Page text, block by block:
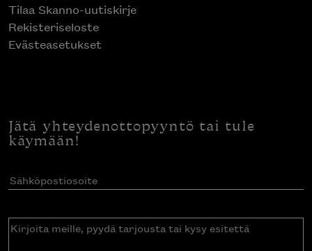
Tilaa Skanno-uutiskirje
Rekisteriseloste
Evästeasetukset
Jätä yhteydenottopyyntö tai tule
käymään!
Sähköpostiosoite(Pakollinen)
Kirjoita